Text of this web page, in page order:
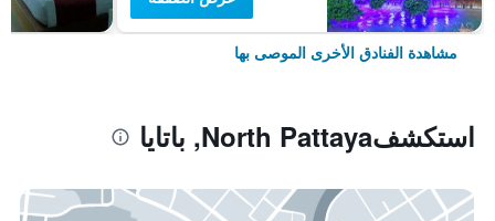
مشاهدة الفنادق الأخرى الموصى بها
استكشفNorth Pattaya, باتايا